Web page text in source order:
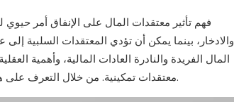
فهم تأثير معتقدات المال على الإنفاق أمر حيوي
والادخار، بينما يمكن أن تؤدي المعتقدات
المال الفريدة والنادرة العادات المالية، وأهمية
معتقدات تمكينية. من خلال التعرف على هذه المعتقدات وتعديلها، يمكن للأفراد تعزيز صحتهم المالية العامة.